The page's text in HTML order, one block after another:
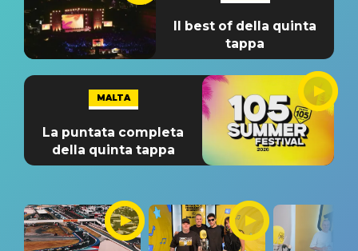
Il best of della quinta
tappa
MALTA
La puntata completa
della quinta tappa